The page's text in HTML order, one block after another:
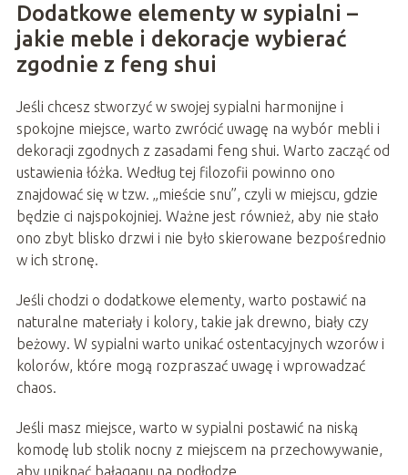
Dodatkowe elementy w sypialni –
jakie meble i dekoracje wybierać
zgodnie z feng shui
Jeśli chcesz stworzyć w swojej sypialni harmonijne i
spokojne miejsce, warto zwrócić uwagę na wybór mebli i
dekoracji zgodnych z zasadami feng shui. Warto zacząć od
ustawienia łóżka. Według tej filozofii powinno ono
znajdować się w tzw. „mieście snu”, czyli w miejscu, gdzie
będzie ci najspokojniej. Ważne jest również, aby nie stało
ono zbyt blisko drzwi i nie było skierowane bezpośrednio
w ich stronę.
Jeśli chodzi o dodatkowe elementy, warto postawić na
naturalne materiały i kolory, takie jak drewno, biały czy
beżowy. W sypialni warto unikać ostentacyjnych wzorów i
kolorów, które mogą rozpraszać uwagę i wprowadzać
chaos.
Jeśli masz miejsce, warto w sypialni postawić na niską
komodę lub stolik nocny z miejscem na przechowywanie,
aby uniknąć bałaganu na podłodze.